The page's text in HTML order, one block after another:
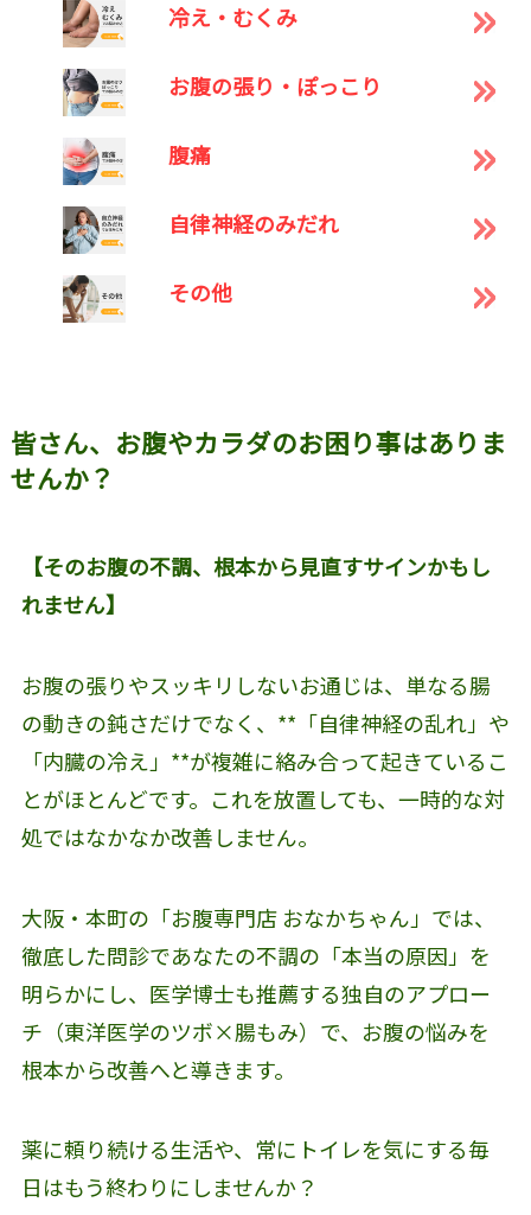
冷え・むくみ
お腹の張り・ぽっこり
腹痛
自律神経のみだれ
その他
皆さん、お腹やカラダのお困り事はありま
せんか？
【そのお腹の不調、根本から見直すサインかもし
れません】
お腹の張りやスッキリしないお通じは、単なる腸
の動きの鈍さだけでなく、**「自律神経の乱れ」や
「内臓の冷え」**が複雑に絡み合って起きているこ
とがほとんどです。これを放置しても、一時的な対
処ではなかなか改善しません。
大阪・本町の「お腹専門店 おなかちゃん」では、
徹底した問診であなたの不調の「本当の原因」を
明らかにし、医学博士も推薦する独自のアプロー
チ（東洋医学のツボ×腸もみ）で、お腹の悩みを
根本から改善へと導きます。
薬に頼り続ける生活や、常にトイレを気にする毎
日はもう終わりにしませんか？